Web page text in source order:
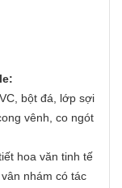
bột đá, lớp sợi
vênh, co ngót
hoa văn tinh tế
nhám có tác